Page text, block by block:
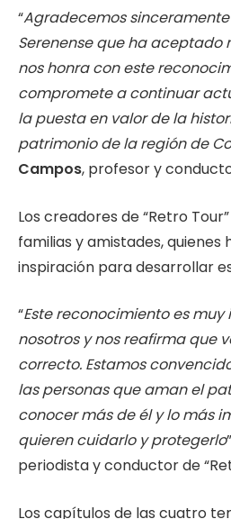
“Agradecemos
Serenense que ha aceptado
nos honra con este
compromete a continuar
la puesta en valor de la
patrimonio de la región de
Campos, profesor y
Los creadores de “Retro
familias y amistades, quienes
inspiración para desarrollar
“Este reconocimiento es
nosotros y nos reafirma que
correcto. Estamos
las personas que aman el
conocer más de él y lo más
quieren cuidarlo y protegerlo
periodista y conductor de
Los capítulos de las cuatro